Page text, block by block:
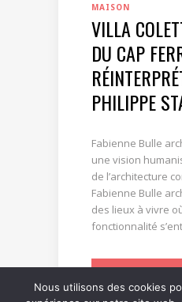
MAISON
VILLA
DU CAP
PHILIPPE
Fabienne Bulle
une vision
de l’architecture
Fabienne Bulle
des lieux à vivre
fonctionnalité
Nous utilisons des cookies